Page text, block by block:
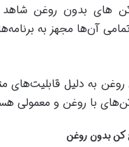
بدون روغن شاهد
آن‌ها مجهز به
به دلیل قابلیت‌های
با روغن و معمولی
کن بدون روغن